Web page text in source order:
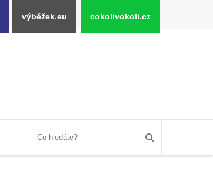
výběžek.eu cokolivokoli.cz